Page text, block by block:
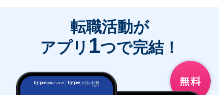
転職活動が
アプリ 1つで完結！